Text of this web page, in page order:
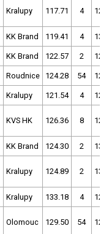
Kralupy 117.71 4
KK Brand 119.41 4
KK Brand 122.57 2
Roudnice 124.28 54
Kralupy 121.54 4
KVS HK 126.36 8
KK Brand 124.30 2
Kralupy 124.89 2
Kralupy 133.18 4
Olomouc 129.50 54